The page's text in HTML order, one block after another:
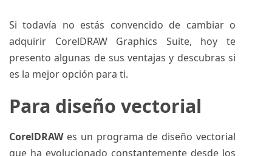
Si todavía no estás convencido de cambiar o
adquirir CorelDRAW Graphics Suite, hoy te
presento algunas de sus ventajas y descubras si
es la mejor opción para ti.
Para diseño vectorial
CorelDRAWes un programa de diseño vectorial
que ha evolucionado constantemente desde los